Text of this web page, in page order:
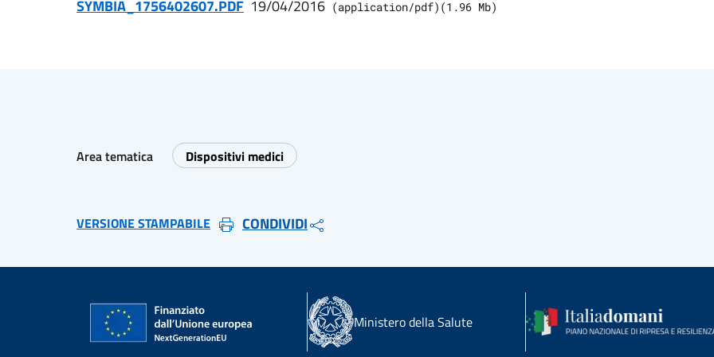
SYMBIA_1756402607.PDF 19/04/2016 (application/pdf) (1.96 Mb)
Area tematica Dispositivi medici
VERSIONE STAMPABILE CONDIVIDI
Ministero della Salute